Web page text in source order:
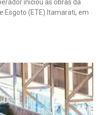
iniciou as obras da
Esgoto (ETE) Itamarati, em